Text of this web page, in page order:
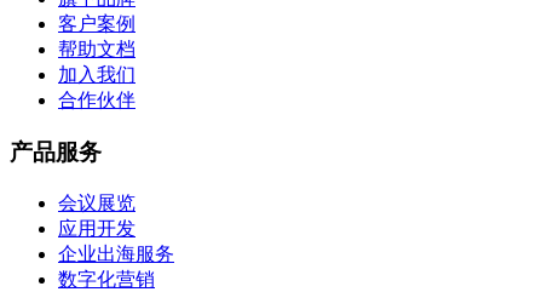
客户案例
帮助文档
加入我们
合作伙伴
产品服务
会议展览
应用开发
企业出海服务
数字化营销